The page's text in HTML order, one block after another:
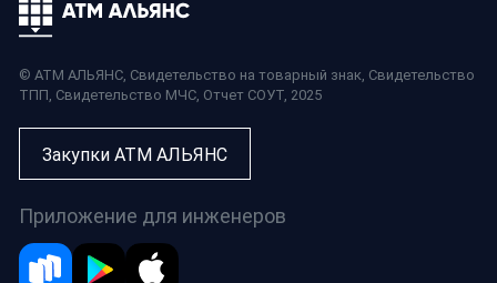
© АТМ АЛЬЯНС, Свидетельство на товарный знак, Свидетельство
ТПП, Свидетельство МЧС, Отчет СОУТ, 2025
Закупки АТМ АЛЬЯНС
Приложение для инженеров